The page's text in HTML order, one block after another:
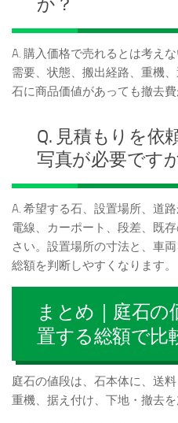
か？
A. 購入価格で売れるとは考え
需要、状態、搬出経路、重機
石に商品価値があっても撤去
Q. 見積もりを依
写真が必要です
A. 希望する石、設置場所、道
電線、カーポート、段差、既
さい。設置場所の寸法と、車
総額を判断しやすくなります。
まとめ｜庭石の
置する総額で比
庭石の値段は、石本体に、送
重機、据え付け、下地・撤去を